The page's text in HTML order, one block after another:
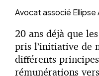
Avocat associé Ellipse
20 ans déjà que
pris l’initiative de
différents
rémunérations